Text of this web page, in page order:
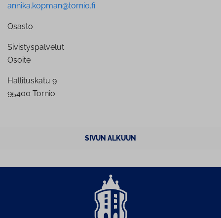
annika.kopman@tornio.fi
Osasto
Sivistyspalvelut
Osoite
Hallituskatu 9
95400 Tornio
SIVUN ALKUUN